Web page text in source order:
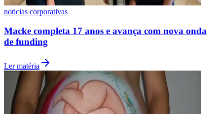
noticias corporativas
Macke completa 17 anos e avança com nova onda
de funding
Ler matéria